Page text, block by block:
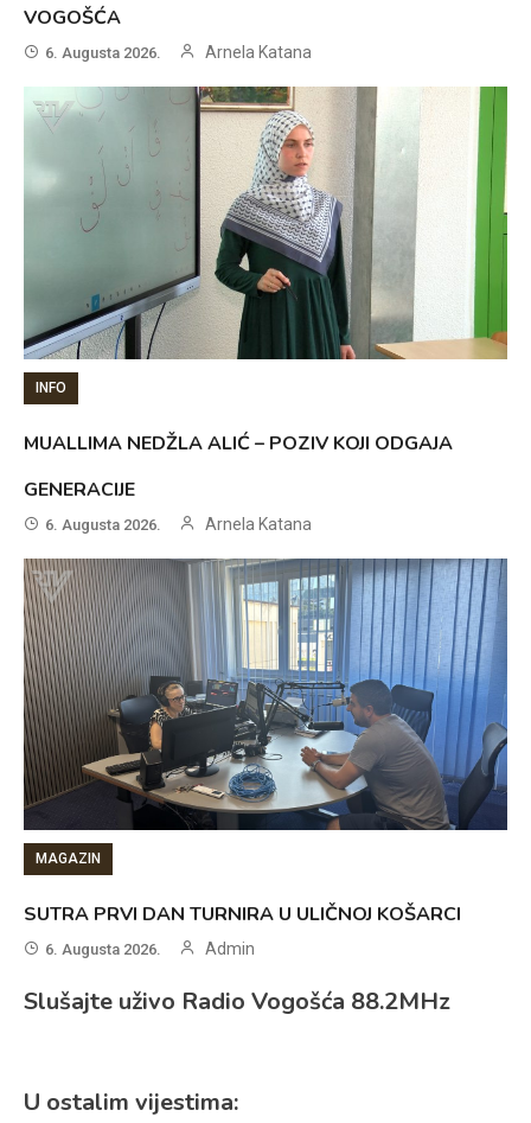
VOGOŠĆA
6. Augusta 2026. Arnela Katana
INFO
MUALLIMA NEDŽLA ALIĆ – POZIV KOJI ODGAJA
GENERACIJE
6. Augusta 2026. Arnela Katana
MAGAZIN
SUTRA PRVI DAN TURNIRA U ULIČNOJ KOŠARCI
6. Augusta 2026. Admin
Slušajte uživo Radio Vogošća 88.2MHz
U ostalim vijestima: